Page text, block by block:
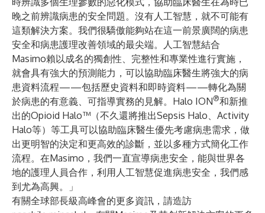
晚之前辨識病患的安全問題。沒有人工智慧，就不可能有
這類解決方案。我們很驕傲能夠站在這一前景廣闊的病患
安全和病患護理改善領域的最尖端。人工智慧結合
Masimo賴以成名的獨創性、完整性和專業性進行實施，
就會具有強大的預測能力，可以協助臨床醫生將強大的病
患資料流程——包括歷史資料和即時資料——轉化為關
於病患的有意義、可指導實務的見解。Halo ION®和新推
出的Opioid Halo™（不久還將推出Sepsis Halo、Activity
Halo等）等工具可以協助臨床醫生優先考慮病患需求，做
出更明智的決定和更高效的診斷，並以多種方式簡化工作
流程。在Masimo，我們一直宣導病患安全，能與世界各
地的護理人員合作，利用人工智慧促進病患安全，我們感
到尤為高興。」
有關全球部長級高峰會的更多資訊，請造訪